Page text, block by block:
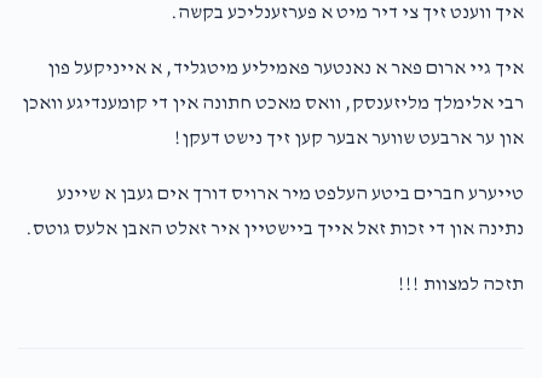
Goal Donors
$0
Donated
$5,000
Goal
0
Donors
Yoseph Wieder
5 months ago $699.00
איך ווענט זיך צי דיר מיט א פערזענליכע בקשה.
איך גיי ארום פאר א נאנטער פאמיליע מיטגליד, א אייניקעל פון
רבי אלימלך מליזענסק, וואס מאכט חתונה אין די קומענדיגע וואכן
און ער ארבעט שווער אבער קען זיך נישט דעקן!
טייערע חברים ביטע העלפט מיר ארויס דורך אים געבן א שיינע
נתינה און די זכות זאל אייך ביישטיין איר זאלט האבן אלעס גוטס.
תזכה למצוות !!!